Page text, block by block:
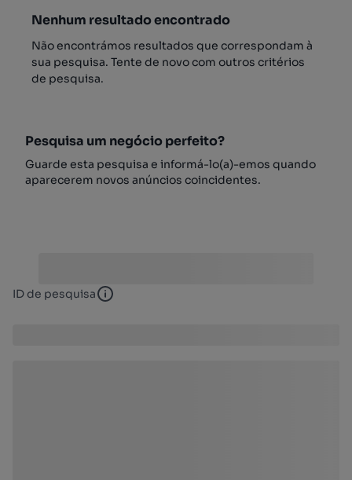
Nenhum resultado encontrado
Não encontrámos resultados que correspondam à
sua pesquisa. Tente de novo com outros critérios
de pesquisa.
Pesquisa um negócio perfeito?
Guarde esta pesquisa e informá-lo(a)-emos quando
aparecerem novos anúncios coincidentes.
ID de pesquisa ID de pesquisa